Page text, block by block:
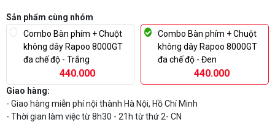
Sản phẩm cùng nhóm
Combo Bàn phím + Chuột
không dây Rapoo 8000GT
đa chế độ - Trắng
440.000
Combo Bàn phím + Chuột
không dây Rapoo 8000GT
đa chế độ - Đen
440.000
Giao hàng:
- Giao hàng miễn phí nội thành Hà Nội, Hồ Chí Minh
- Thời gian làm việc từ 8h30 - 21h từ thứ 2- CN